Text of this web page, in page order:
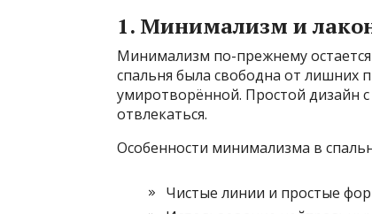
1. Минимализм и
Минимализм по-прежнему
спальня была свободна от лишних
умиротворённой. Простой дизайн
отвлекаться.
Особенности минимализма в
Чистые линии и простые